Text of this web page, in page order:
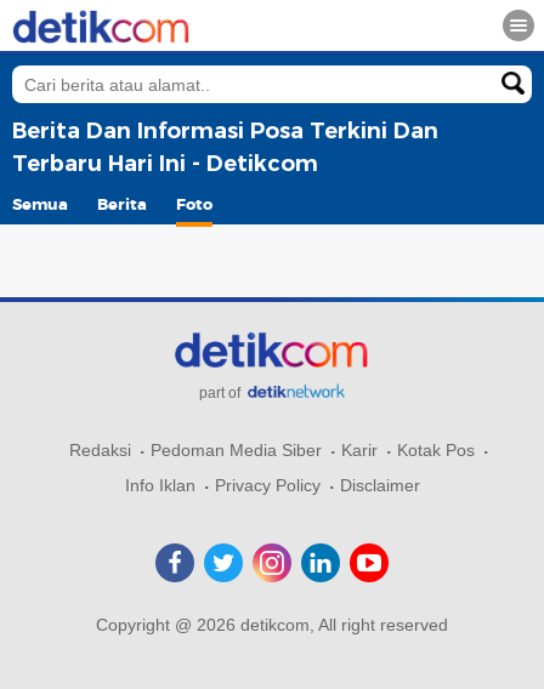
Berita Dan Informasi Posa Terkini Dan
Terbaru Hari Ini - Detikcom
Semua Berita Foto
part of
Redaksi Pedoman Media Siber Karir
Kotak Pos
Info Iklan
Privacy Policy Disclaimer
Copyright @ 2026 detikcom, All right reserved